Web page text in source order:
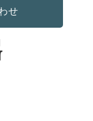
ファ
せ